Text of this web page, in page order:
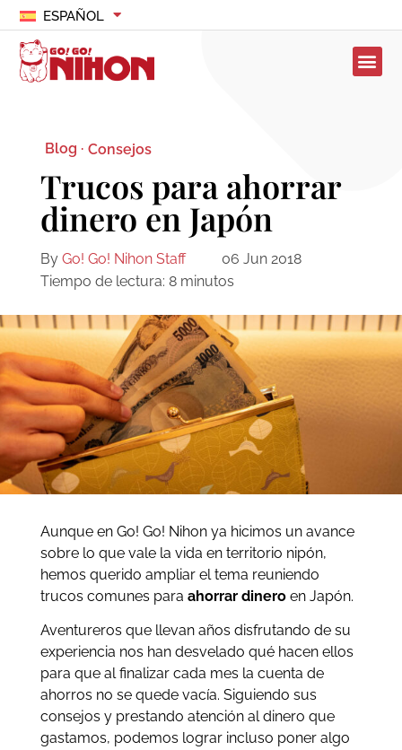
ESPAÑOL
Blog · Consejos
Trucos para ahorrar
dinero en Japón
By Go! Go! Nihon Staff
06 Jun 2018
Tiempo de lectura: 8 minutos
Aunque en Go! Go! Nihon ya hicimos un avance
sobre lo que vale la vida en territorio nipón,
hemos querido ampliar el tema reuniendo
trucos comunes para ahorrar dineroen Japón.
Aventureros que llevan años disfrutando de su
experiencia nos han desvelado qué hacen ellos
para que al finalizar cada mes la cuenta de
ahorros no se quede vacía. Siguiendo sus
consejos y prestando atención al dinero que
gastamos, podemos lograr incluso poner algo